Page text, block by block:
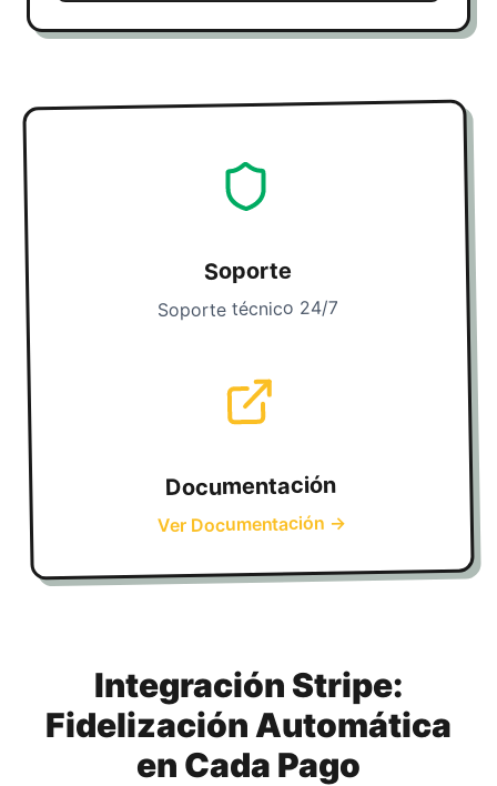
Soporte
Soporte técnico 24/7
Documentación
Ver Documentación →
Integración Stripe:
Fidelización Automática
en Cada Pago